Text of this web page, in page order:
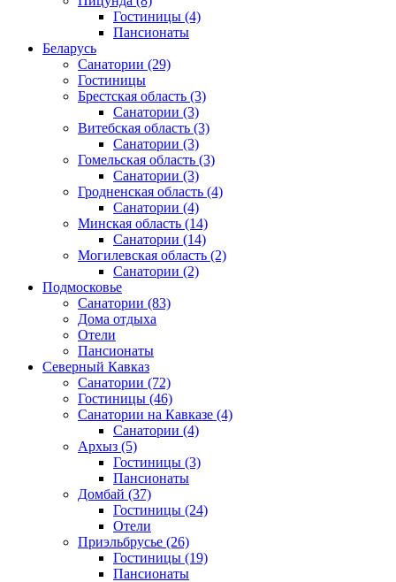
Гостиницы (4)
Пансионаты
Беларусь
Санатории (29)
Гостиницы
Брестская область (3)
Санатории (3)
Витебская область (3)
Санатории (3)
Гомельская область (3)
Санатории (3)
Гродненская область (4)
Санатории (4)
Минская область (14)
Санатории (14)
Могилевская область (2)
Санатории (2)
Подмосковье
Санатории (83)
Дома отдыха
Отели
Пансионаты
Северный Кавказ
Санатории (72)
Гостиницы (46)
Санатории на Кавказе (4)
Санатории (4)
Архыз (5)
Гостиницы (3)
Пансионаты
Домбай (37)
Гостиницы (24)
Отели
Приэльбрусье (26)
Гостиницы (19)
Пансионаты